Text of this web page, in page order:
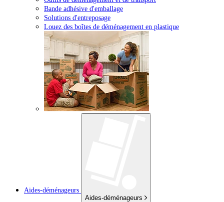
Bande adhésive d'emballage
Solutions d'entreposage
Louez des boîtes de déménagement en plastique
Aides-déménageurs
Aides-déménageurs